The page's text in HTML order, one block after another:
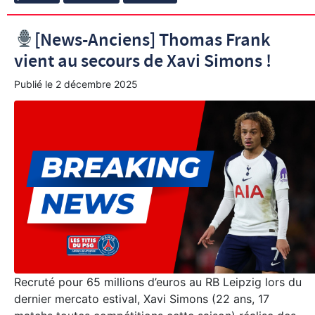
[News-Anciens] Thomas Frank
vient au secours de Xavi Simons !
Publié le 2 décembre 2025
Recruté pour 65 millions d’euros au RB Leipzig lors du
dernier mercato estival, Xavi Simons (22 ans, 17